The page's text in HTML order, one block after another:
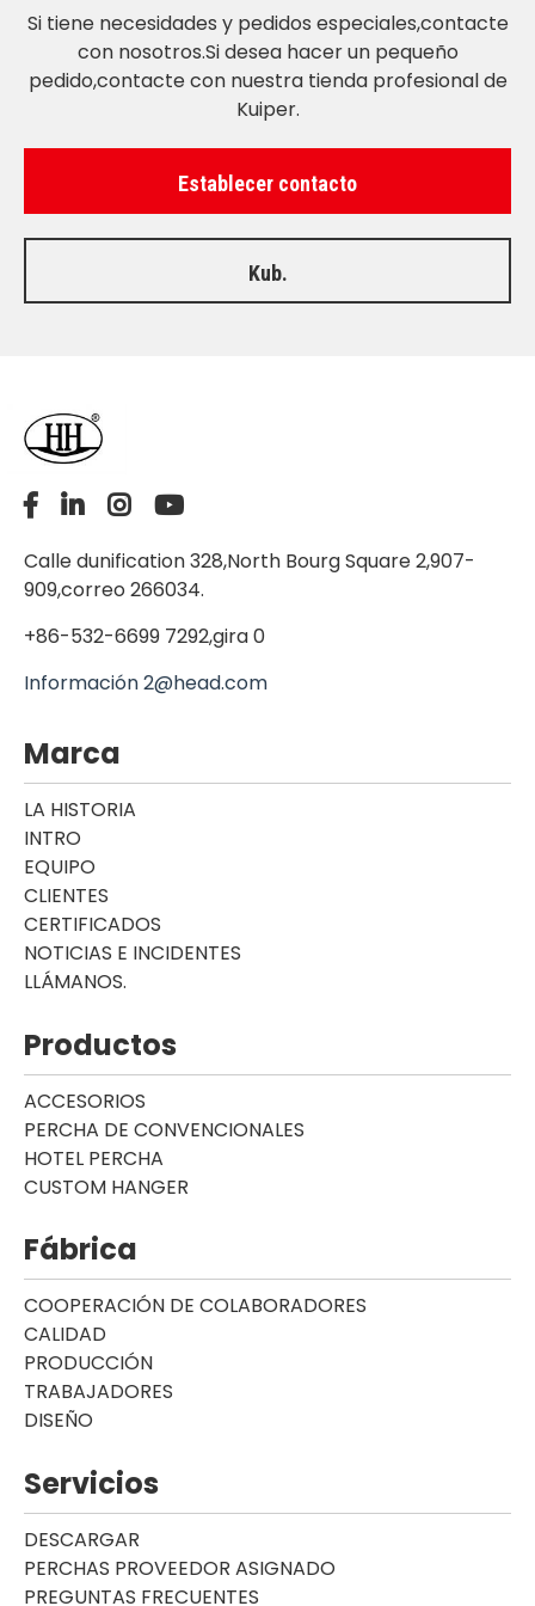
Si tiene necesidades y pedidos especiales,contacte
con nosotros.Si desea hacer un pequeño
pedido,contacte con nuestra tienda profesional de
Kuiper.
Establecer contacto
Kub.
Calle dunification 328,North Bourg Square 2,907-
909,correo 266034.
+86-532-6699 7292,gira 0
Información 2@head.com
Marca
LA HISTORIA
INTRO
EQUIPO
CLIENTES
CERTIFICADOS
NOTICIAS E INCIDENTES
LLÁMANOS.
Productos
ACCESORIOS
PERCHA DE CONVENCIONALES
HOTEL PERCHA
CUSTOM HANGER
Fábrica
COOPERACIÓN DE COLABORADORES
CALIDAD
PRODUCCIÓN
TRABAJADORES
DISEÑO
Servicios
DESCARGAR
PERCHAS PROVEEDOR ASIGNADO
PREGUNTAS FRECUENTES